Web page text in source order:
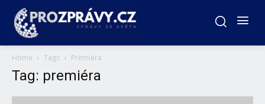
Home Tags Premiéra
Tag: premiéra